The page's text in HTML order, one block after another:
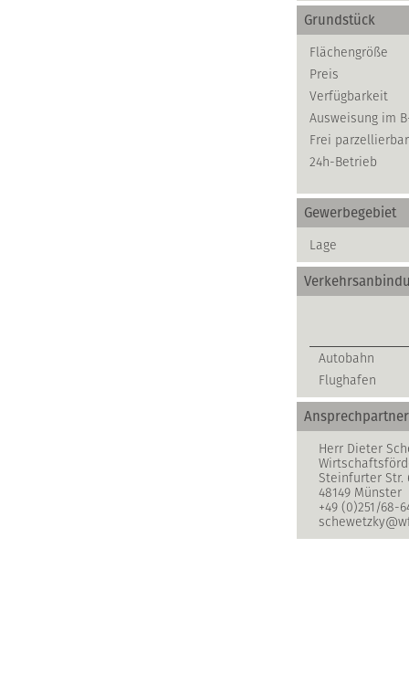
Grundstück
Flächengröße
Preis
Verfügbarkeit
Ausweisung im
Frei parzellierbar
24h-Betrieb
Gewerbegebiet
Lage
Autobahn
Flughafen
Ansprechpartner
Herr Dieter
Steinfurter Str.
48149 Münster
+49 (0)251/68-